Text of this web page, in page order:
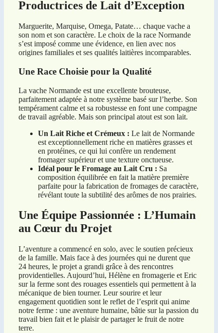
Productrices de Lait d’Exception
Marguerite, Marquise, Omega, Patate… chaque vache a
son nom et son caractère. Le choix de la race Normande
s’est imposé comme une évidence, en lien avec nos
origines familiales et ses qualités laitières incomparables.
Une Race Choisie pour la Qualité
La vache Normande est une excellente brouteuse,
parfaitement adaptée à notre système basé sur l’herbe. Son
tempérament calme et sa robustesse en font une compagne
de travail agréable. Mais son principal atout est son lait.
Un Lait Riche et Crémeux : Le lait de Normande
est exceptionnellement riche en matières grasses et
en protéines, ce qui lui confère un rendement
fromager supérieur et une texture onctueuse.
Idéal pour le Fromage au Lait Cru : Sa
composition équilibrée en fait la matière première
parfaite pour la fabrication de fromages de caractère,
révélant toute la subtilité des arômes de nos prairies.
Une Équipe Passionnée : L’Humain
au Cœur du Projet
L’aventure a commencé en solo, avec le soutien précieux
de la famille. Mais face à des journées qui ne durent que
24 heures, le projet a grandi grâce à des rencontres
providentielles. Aujourd’hui, Hélène en fromagerie et Eric
sur la ferme sont des rouages essentiels qui permettent à la
mécanique de bien tourner. Leur sourire et leur
engagement quotidien sont le reflet de l’esprit qui anime
notre ferme : une aventure humaine, bâtie sur la passion du
travail bien fait et le plaisir de partager le fruit de notre
terre.